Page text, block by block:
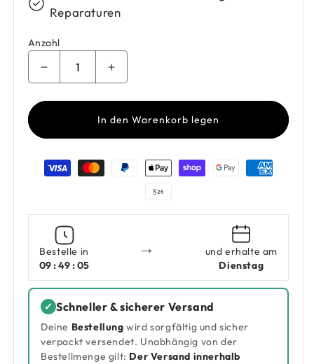
Reparaturen
Anzahl
Verringere die Menge für Damenring Bar Silber
Erhöhe die Menge für Damenring
In den Warenkorb legen
Zahlungsmethoden
Bestelle in
09 : 49 : 05
→
und erhalte am
Dienstag
✓ Schneller & sicherer Versand
Deine Bestellung wird sorgfältig und sicher
verpackt versendet. Unabhängig von der
Bestellmenge gilt: Der Versand innerhalb